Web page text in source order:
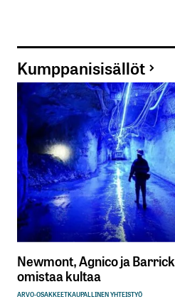
Kumppanisisällöt
Newmont, Agnico ja
omistaa kultaa
ARVO-OSAKKEETKAUPALLINEN YHTEISTYÖ